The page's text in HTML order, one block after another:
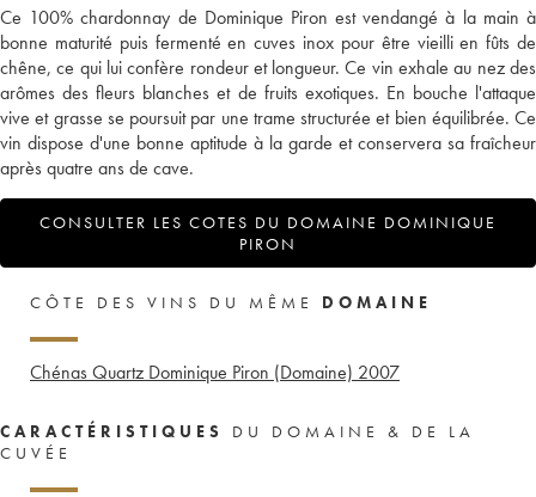
Ce 100% chardonnay de Dominique Piron est vendangé à la main à
bonne maturité puis fermenté en cuves inox pour être vieilli en fûts de
chêne, ce qui lui confère rondeur et longueur. Ce vin exhale au nez des
arômes des fleurs blanches et de fruits exotiques. En bouche l'attaque
vive et grasse se poursuit par une trame structurée et bien équilibrée. Ce
vin dispose d'une bonne aptitude à la garde et conservera sa fraîcheur
après quatre ans de cave.
CONSULTER LES COTES DU DOMAINE DOMINIQUE
PIRON
CÔTE DES VINS DU MÊME DOMAINE
Chénas Quartz Dominique Piron (Domaine) 2007
CARACTÉRISTIQUES
DU DOMAINE & DE LA
CUVÉE